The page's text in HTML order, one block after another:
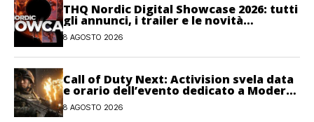
THQ Nordic Digital Showcase 2026: tutti
gli annunci, i trailer e le novità
dell’evento
8 AGOSTO 2026
Call of Duty Next: Activision svela data
e orario dell’evento dedicato a Modern
Warfare 4
8 AGOSTO 2026